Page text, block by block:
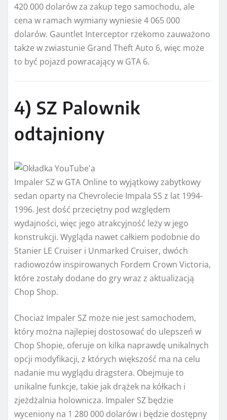
420 000 dolarów za zakup tego samochodu, ale
cena w ramach wymiany wyniesie 4 065 000
dolarów. Gauntlet Interceptor rzekomo zauważono
także w zwiastunie Grand Theft Auto 6, więc może
to być pojazd powracający w GTA 6.
4) SZ Palownik
odtajniony
Impaler SZ w GTA Online to wyjątkowy zabytkowy
sedan oparty na Chevrolecie Impala SS z lat 1994-
1996. Jest dość przeciętny pod względem
wydajności, więc jego atrakcyjność leży w jego
konstrukcji. Wygląda nawet całkiem podobnie do
Stanier LE Cruiser i Unmarked Cruiser, dwóch
radiowozów inspirowanych Fordem Crown Victoria,
które zostały dodane do gry wraz z aktualizacją
Chop Shop.
Chociaż Impaler SZ może nie jest samochodem,
który można najlepiej dostosować do ulepszeń w
Chop Shopie, oferuje on kilka naprawdę unikalnych
opcji modyfikacji, z których większość ma na celu
nadanie mu wyglądu dragstera. Obejmuje to
unikalne funkcje, takie jak drążek na kółkach i
zjeżdżalnia holownicza. Impaler SZ będzie
wyceniony na 1 280 000 dolarów i będzie dostępny